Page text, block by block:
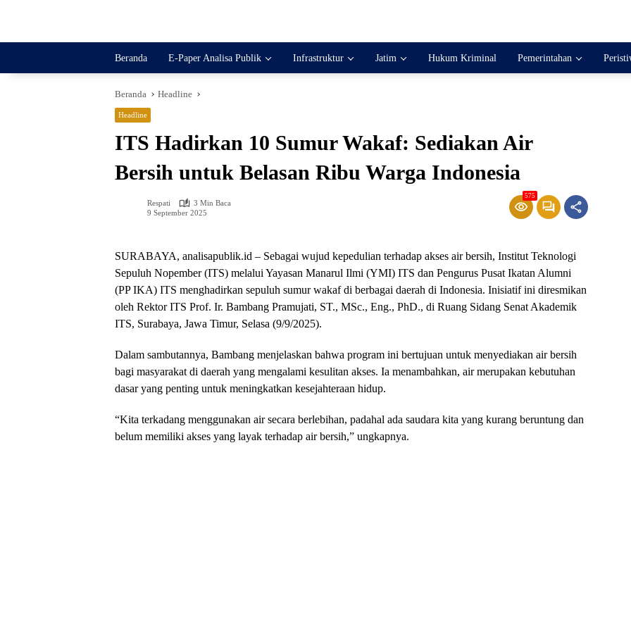
Beranda E-Paper Analisa Publik Infrastruktur Jatim Hukum Kriminal Pemerintahan
Beranda Headline
Headline
ITS Hadirkan 10 Sumur Wakaf: Sediakan Air
Bersih untuk Belasan Ribu Warga Indonesia
Respati
3 Min Baca
9 September 2025
575
SURABAYA, analisapublik.id – Sebagai wujud kepedulian terhadap akses air bersih, Institut Teknologi
Sepuluh Nopember (ITS) melalui Yayasan Manarul Ilmi (YMI) ITS dan Pengurus Pusat Ikatan Alumni
(PP IKA) ITS menghadirkan sepuluh sumur wakaf di berbagai daerah di Indonesia. Inisiatif ini diresmikan
oleh Rektor ITS Prof. Ir. Bambang Pramujati, ST., MSc., Eng., PhD., di Ruang Sidang Senat Akademik
ITS, Surabaya, Jawa Timur, Selasa (9/9/2025).
Dalam sambutannya, Bambang menjelaskan bahwa program ini bertujuan untuk menyediakan air bersih
bagi masyarakat di daerah yang mengalami kesulitan akses. Ia menambahkan, air merupakan kebutuhan
dasar yang penting untuk meningkatkan kesejahteraan hidup.
“Kita terkadang menggunakan air secara berlebihan, padahal ada saudara kita yang kurang beruntung dan
belum memiliki akses yang layak terhadap air bersih,” ungkapnya.